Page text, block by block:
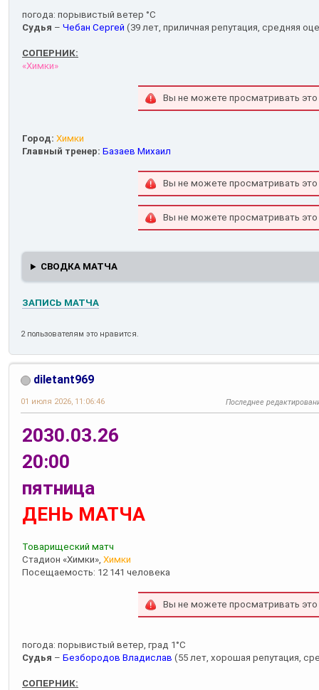
погода: порывистый ветер °С
Судья – Чебан Сергей (39 лет, приличная репутация, средняя
СОПЕРНИК:
«Химки»
Вы не можете просматривать
Город: Химки
Главный тренер: Базаев Михаил
Вы не можете просматривать
Вы не можете просматривать
СВОДКА МАТЧА
ЗАПИСЬ МАТЧА
2 пользователям это нравится.
diletant969
01 июля 2026, 11:06:46 Последнее
2030.03.26
20:00
пятница
ДЕНЬ МАТЧА
Товарищеский матч
Стадион «Химки», Химки
Посещаемость: 12 141 человека
Вы не можете просматривать
погода: порывистый ветер, град 1°С
Судья – Безбородов Владислав (55 лет, хорошая репутация,
СОПЕРНИК: